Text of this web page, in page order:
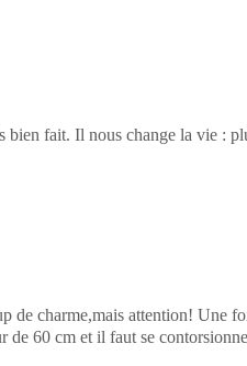
fait. Il nous change la vie :
de charme,mais attention! Une
de 60 cm et il faut se